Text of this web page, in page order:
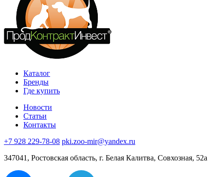
Каталог
Бренды
Где купить
Новости
Статьи
Контакты
+7 928 229-78-08 pki.zoo-mir@yandex.ru
347041, Ростовская область, г. Белая Калитва, Совхозная, 52а